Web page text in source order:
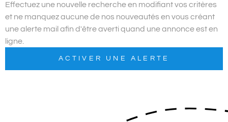
ALERTE
Effectuez une nouvelle recherche en modifiant vos critères
et ne manquez aucune de nos nouveautés en vous créant
une alerte mail afin d'être averti quand une annonce est en
ligne.
ACTIVER UNE ALERTE
PIÈCES
RÉFÉRENCE
Parking
PLUS DE CRITÈRES
RECHERCHER